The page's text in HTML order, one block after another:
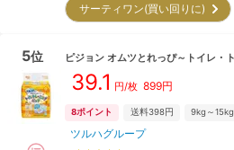
サーティワン(買い回りに)
5位 ピジョン オムツとれっぴ～トイレ・
39.1 円/枚 899円
8ポイント 送料398円 9kg～15kg
ツルハグループ